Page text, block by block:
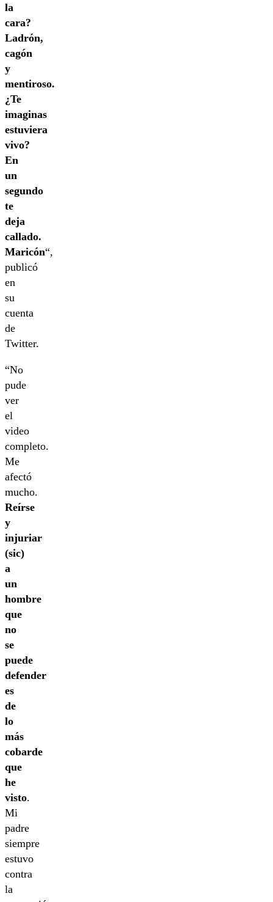
la
cara?
Ladrón,
cagón
y
mentiroso.
¿Te
imaginas
estuviera
vivo?
En
un
segundo
te
deja
callado.
Maricón“,
publicó
en
su
cuenta
de
Twitter.
“No
pude
ver
el
video
completo.
Me
afectó
mucho.
Reírse
y
injuriar
(sic)
a
un
hombre
que
no
se
puede
defender
es
de
lo
más
cobarde
que
he
visto.
Mi
padre
siempre
estuvo
contra
la